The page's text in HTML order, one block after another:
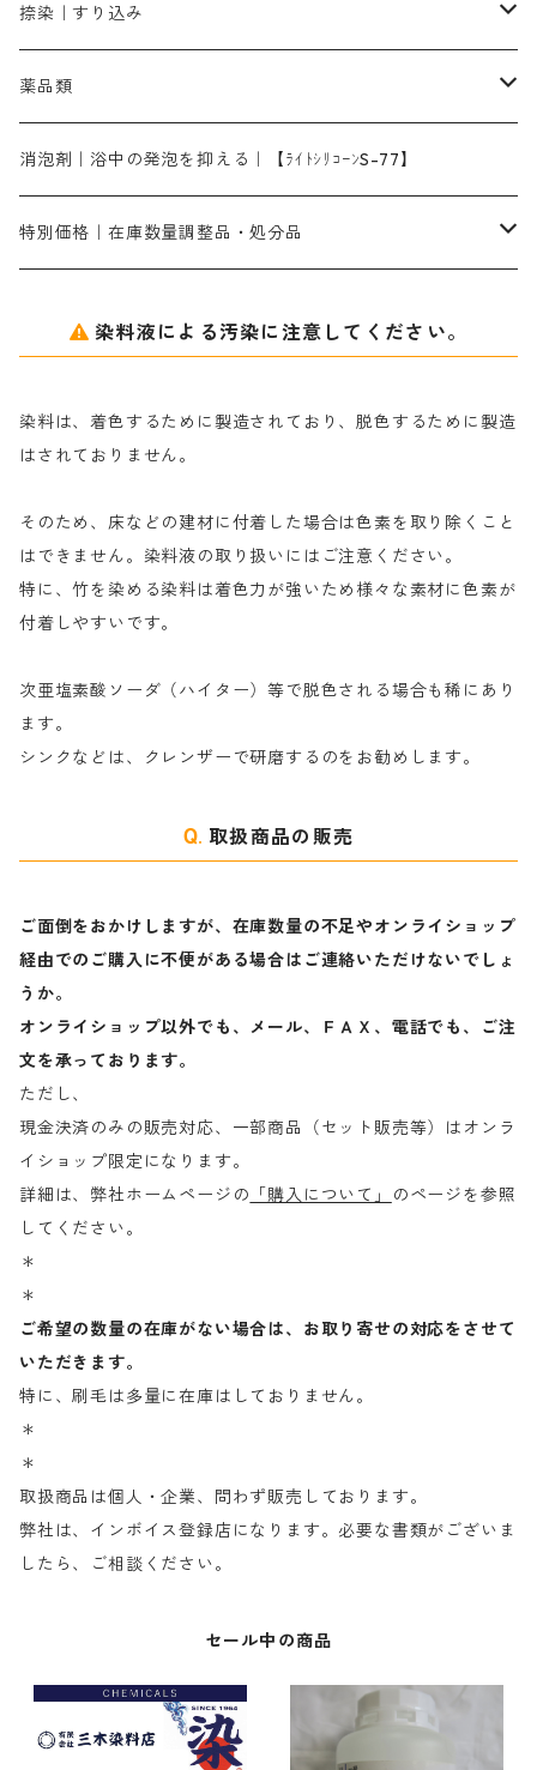
ターキスブルーHNG｜緑みの空色
片羽刷毛
型洗いブラシ
ソルバライトS-70｜各種繊維の浸し染めに使用可能
染料の定着向上剤
ライトフィックスAコンク｜綿・麻もしくは直接染料で染めた素材
シルクフィックス３A｜絹の染料定着向上剤
アルカリ剤｜反応染料用
ソーダ灰
染料溶解剤
セレナゾールPDN｜各種染料の染料溶解剤
白場汚染防止剤
海藻系
たんぱく質系
化学糊（PVA）
防腐剤｜アルカリ性
脱色剤
全体脱色｜ハイドロサルファイトコンク
部分脱色｜デグロリンSコンク
脱色助剤｜浸透・複色抑制剤
メイプロガムNP｜にじみ防止剤
アミラヂンD｜浸透・複色抑制剤
捺染｜すり込み
染料溶解剤｜染料の均一な浸透・吸着を補助する
捺染糊
メイプロガムNP（綿・麻・絹用｜直接・酸性・含金染料用）
白場汚染防止剤｜ソーピング剤｜水洗する際の再汚染防止剤
薬品類
ア行
カ行
ナ行
ハ行
マ行
消泡剤｜浴中の発泡を抑える｜【ﾗｲﾄｼﾘｺｰﾝS-77】
特別価格｜在庫数量調整品・処分品
粉末顔料
綿・麻を染める染料
絹・羊毛を染める染料
染料液による汚染に注意してください。
染料は、着色するために製造されており、脱色するために製造
はされておりません。
そのため、床などの建材に付着した場合は色素を取り除くこと
はできません。染料液の取り扱いにはご注意ください。
特に、竹を染める染料は着色力が強いため様々な素材に色素が
付着しやすいです。
次亜塩素酸ソーダ（ハイター）等で脱色される場合も稀にあり
ます。
シンクなどは、クレンザーで研磨するのをお勧めします。
取扱商品の販売
ご面倒をおかけしますが、在庫数量の不足やオンライショップ
経由でのご購入に不便がある場合はご連絡いただけないでしょ
うか。
オンライショップ以外でも、メール、ＦＡＸ、電話でも、ご注
文を承っております。
ただし、
現金決済のみの販売対応、一部商品（セット販売等）はオンラ
イショップ限定になります。
詳細は、弊社ホームページの 「購入について」
のページを参照
してください。
＊
＊
ご希望の数量の在庫がない場合は、お取り寄せの対応をさせて
いただきます。
特に、刷毛は多量に在庫はしておりません。
＊
＊
取扱商品は個人・企業、問わず販売しております。
弊社は、インボイス登録店になります。必要な書類がございま
したら、ご相談ください。
セール中の商品